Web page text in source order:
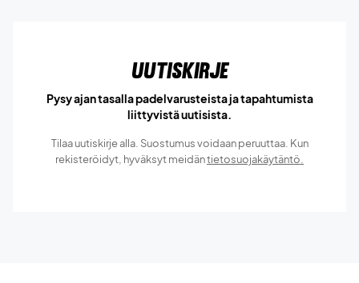
Uutiskirje
Pysy ajan tasalla padelvarusteista ja tapahtumista
liittyvistä uutisista.
Tilaa uutiskirje alla. Suostumus voidaan peruuttaa. Kun
rekisteröidyt, hyväksyt meidäntietosuojakäytäntö.